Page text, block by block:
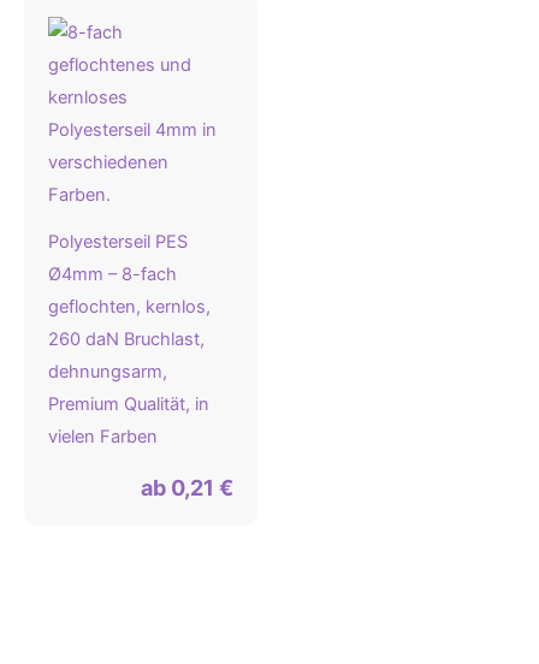
Polyesterseil PES
Ø4mm – 8-fach
geflochten, kernlos,
260 daN Bruchlast,
dehnungsarm,
Premium Qualität, in
vielen Farben
ab 0,21 €